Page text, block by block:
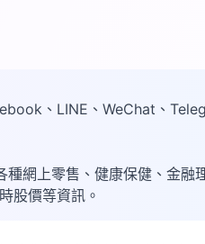
、LINE、WeChat、
網上零售、健康保健、金融
股價等資訊。